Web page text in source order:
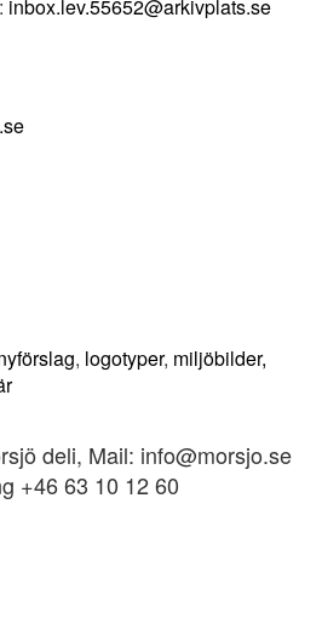
inbox.lev.55652@arkivplats.se
, logotyper, miljöbilder,
deli, Mail: info@morsjo.se
+46 63 10 12 60